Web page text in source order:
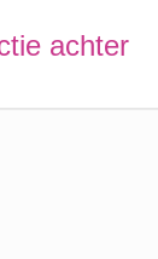
achter